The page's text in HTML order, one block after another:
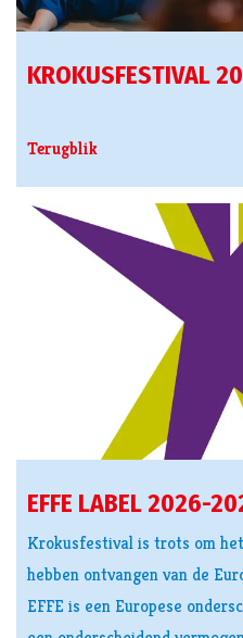
KROKUSFESTIVAL
Terugblik
EFFE LABEL 2026-
Krokusfestival is trots om
hebben ontvangen van de
EFFE is een Europese